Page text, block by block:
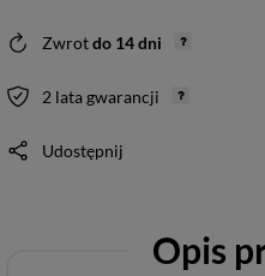
Zwrotdo 14dni
2 lata gwarancji
Udostępnij
Opis